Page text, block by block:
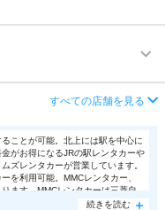
を探す
（送迎なし）
５３番地
二割５３番地
を探す
９地割７９
すべての店舗を見る
ことが可能。北上には駅を中心に
がお得になるJRの駅レンタカーや
ズレンタカーが営業しています。
を利用可能。MMCレンタカー、
ます。MMCレンタカーは三菱自
歩で約20分かかりますが電話連絡
続きを読む